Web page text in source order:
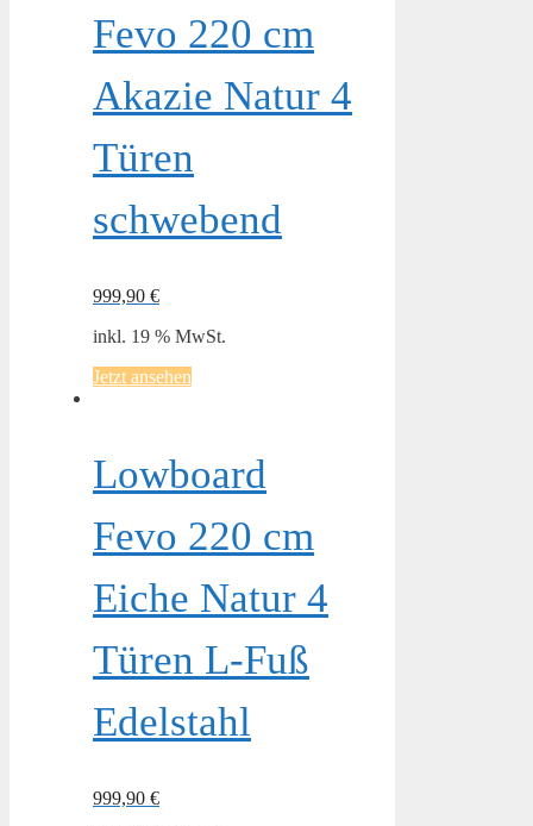
Fevo 220 cm
Akazie Natur 4
Türen
schwebend
999,90 €
inkl. 19 % MwSt.
Jetzt ansehen
Lowboard
Fevo 220 cm
Eiche Natur 4
Türen L-Fuß
Edelstahl
999,90 €